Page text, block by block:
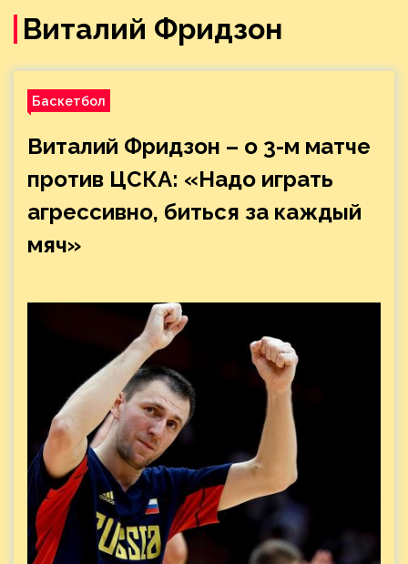
Виталий Фридзон
Баскетбол
Виталий Фридзон – о 3-м матче
против ЦСКА: «Надо играть
агрессивно, биться за каждый
мяч»